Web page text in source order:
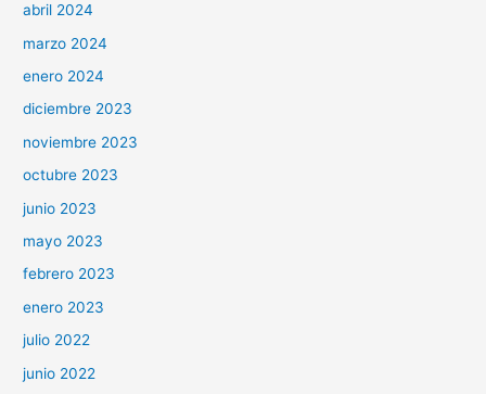
abril 2024
marzo 2024
enero 2024
diciembre 2023
noviembre 2023
octubre 2023
junio 2023
mayo 2023
febrero 2023
enero 2023
julio 2022
junio 2022